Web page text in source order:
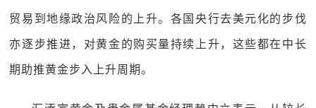
贸易到地缘政治风险的上升。各国央行去美元化的步伐
亦逐步推进，对黄金的购买量持续上升，这些都在中长
期助推黄金步入上升周期。